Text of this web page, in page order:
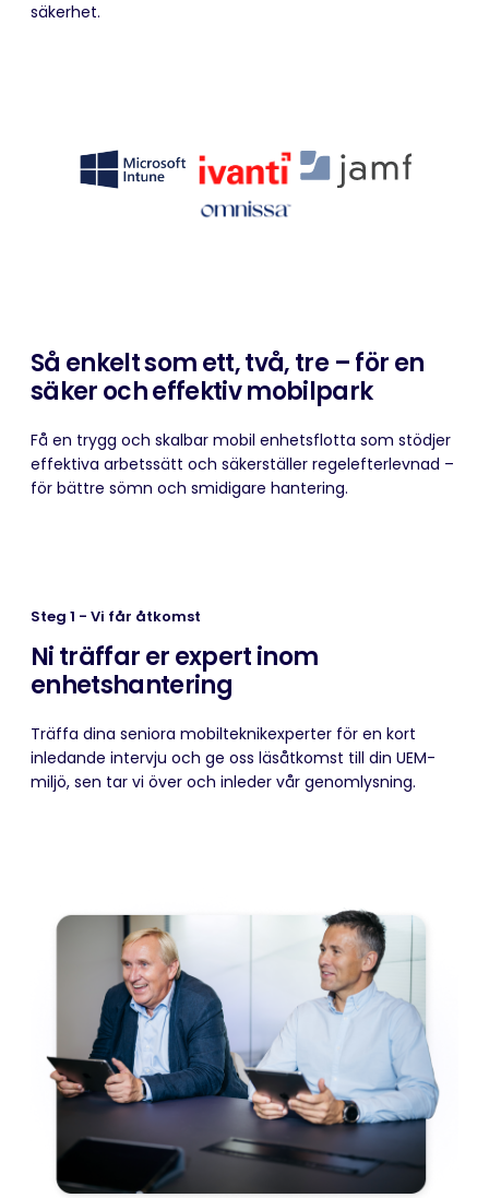
säkerhet.
Så enkelt som ett, två, tre – för en
säker och effektiv mobilpark
Få en trygg och skalbar mobil enhetsflotta som stödjer
effektiva arbetssätt och säkerställer regelefterlevnad –
för bättre sömn och smidigare hantering.
Steg 1 - Vi får åtkomst
Ni träffar er expert inom
enhetshantering
Träffa dina seniora mobilteknikexperter för en kort
inledande intervju och ge oss läsåtkomst till din UEM-
miljö, sen tar vi över och inleder vår genomlysning.